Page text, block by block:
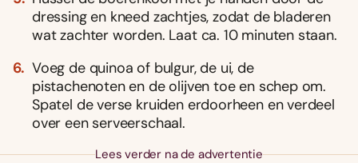
dressing en kneed zachtjes, zodat de bladeren
wat zachter worden. Laat ca. 10 minuten staan.
Voeg de quinoa of bulgur, de ui, de
pistachenoten en de olijven toe en schep om.
Spatel de verse kruiden erdoorheen en verdeel
over een serveerschaal.
Lees verder na de advertentie